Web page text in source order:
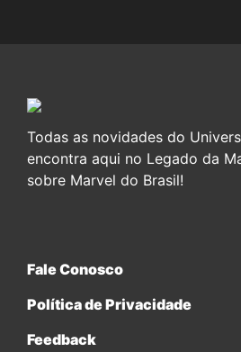
Todas as novidades do
encontra aqui no Legado da
sobre Marvel do Brasil!
Fale Conosco
Política de Privacidade
Feedback